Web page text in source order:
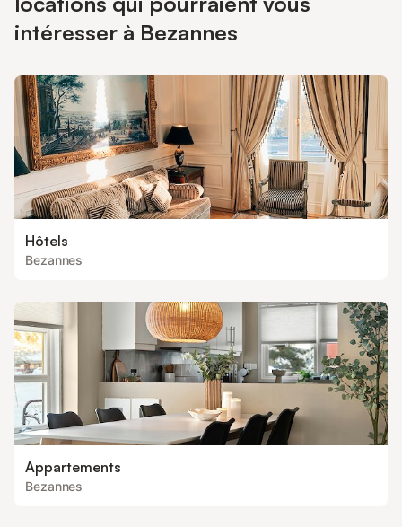
intéresser à Bezannes
Hôtels
Bezannes
Appartements
Bezannes